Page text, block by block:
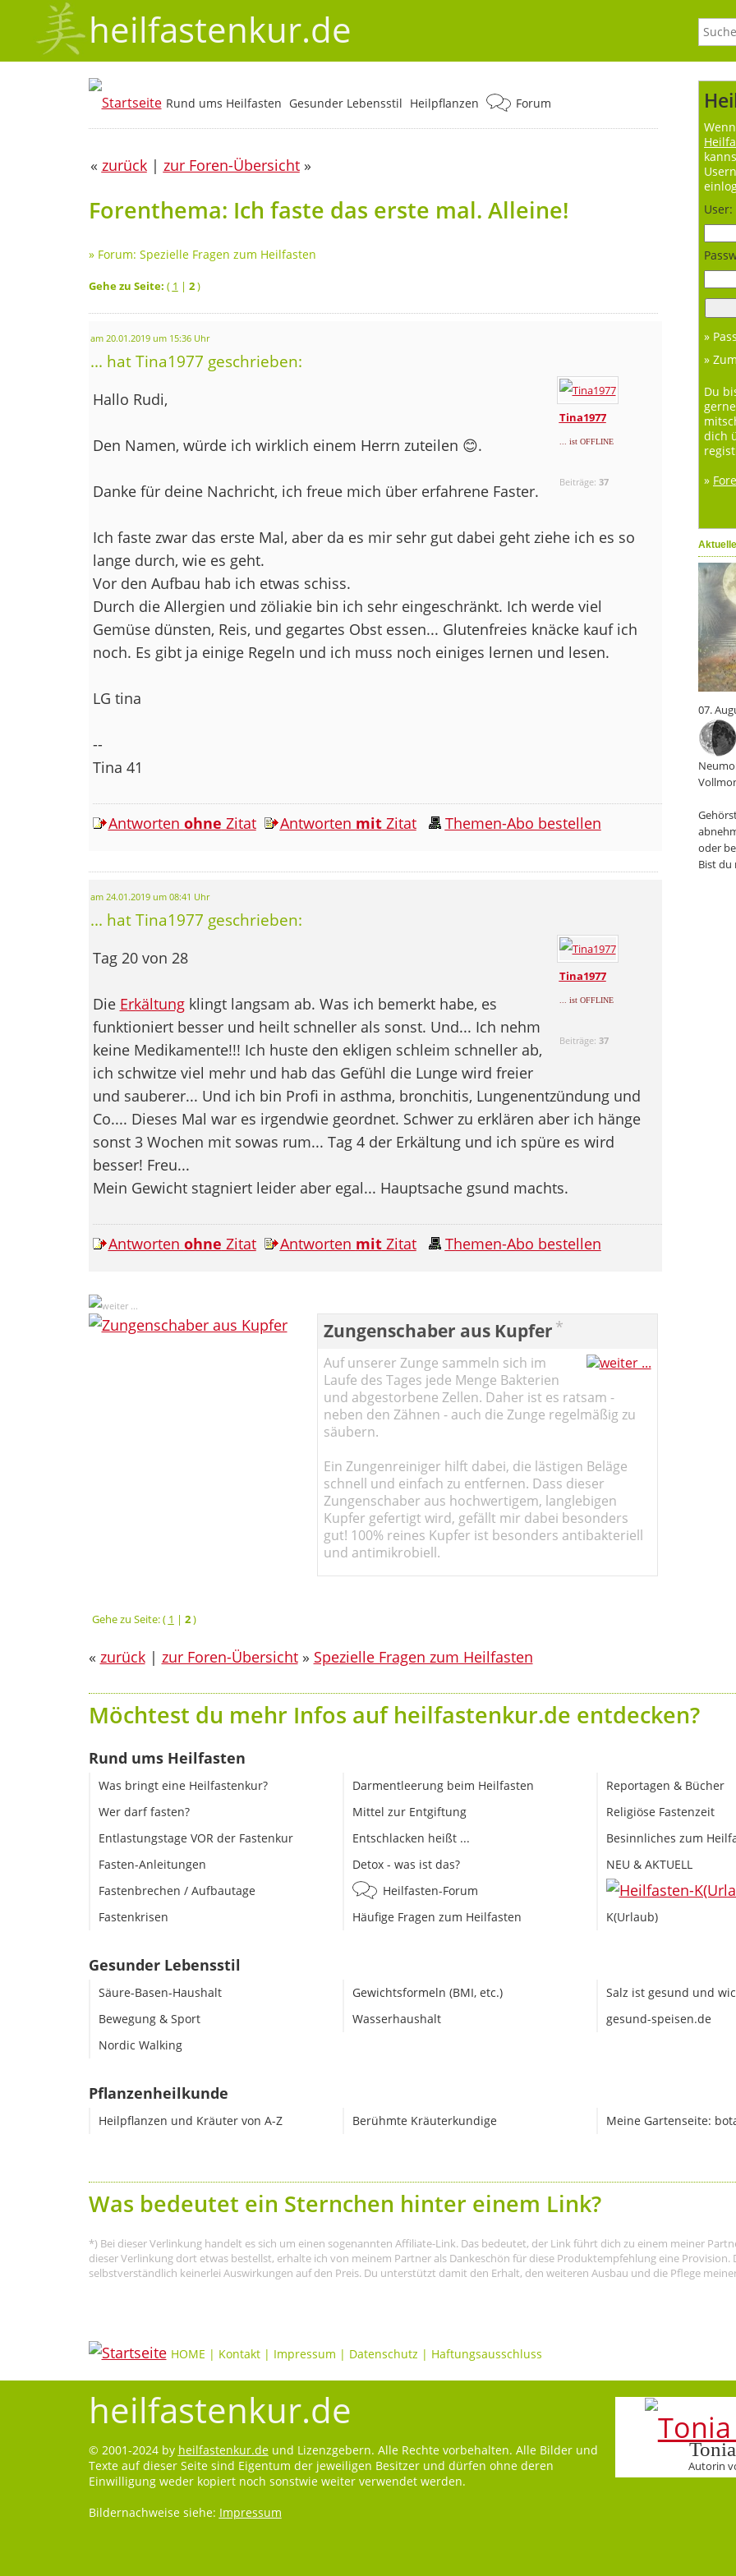
heilfastenkur.de
User:
»
»
Du
dich
»
07.
oder
Bist du
Rund ums Heilfasten Gesunder Lebensstil Heilpflanzen Forum
« zurück| zur Foren-Übersicht»
Forenthema: Ich faste das erste mal. Alleine!
» Forum: Spezielle Fragen zum Heilfasten
Gehe zu Seite: ( 1 | 2)
am 20.01.2019 um 15:36 Uhr
... hat Tina1977 geschrieben:
Tina1977
... ist OFFLINE
Beiträge: 37
Hallo Rudi,
Den Namen, würde ich wirklich einem Herrn zuteilen 😊.
Danke für deine Nachricht, ich freue mich über erfahrene Faster.
Ich faste zwar das erste Mal, aber da es mir sehr gut dabei geht ziehe ich es so
lange durch, wie es geht.
Vor den Aufbau hab ich etwas schiss.
Durch die Allergien und zöliakie bin ich sehr eingeschränkt. Ich werde viel
Gemüse dünsten, Reis, und gegartes Obst essen... Glutenfreies knäcke kauf ich
noch. Es gibt ja einige Regeln und ich muss noch einiges lernen und lesen.
LG tina
--
Tina 41
Antworten ohne Zitat Antworten mitZitat Themen-Abo bestellen
am 24.01.2019 um 08:41 Uhr
... hat Tina1977 geschrieben:
Tina1977
... ist OFFLINE
Beiträge: 37
Tag 20 von 28
Die Erkältungklingt langsam ab. Was ich bemerkt habe, es
funktioniert besser und heilt schneller als sonst. Und... Ich nehm
keine Medikamente!!! Ich huste den ekligen schleim schneller ab,
ich schwitze viel mehr und hab das Gefühl die Lunge wird freier
und sauberer... Und ich bin Profi in asthma, bronchitis, Lungenentzündung und
Co.... Dieses Mal war es irgendwie geordnet. Schwer zu erklären aber ich hänge
sonst 3 Wochen mit sowas rum... Tag 4 der Erkältung und ich spüre es wird
besser! Freu...
Mein Gewicht stagniert leider aber egal... Hauptsache gsund machts.
Antworten ohne Zitat Antworten mitZitat Themen-Abo bestellen
Zungenschaber aus Kupfer *
Auf unserer Zunge sammeln sich im
Laufe des Tages jede Menge Bakterien
und abgestorbene Zellen. Daher ist es ratsam -
neben den Zähnen - auch die Zunge regelmäßig zu
säubern.
Ein Zungenreiniger hilft dabei, die lästigen Beläge
schnell und einfach zu entfernen. Dass dieser
Zungenschaber aus hochwertigem, langlebigen
Kupfer gefertigt wird, gefällt mir dabei besonders
gut! 100% reines Kupfer ist besonders antibakteriell
und antimikrobiell.
Gehe zu Seite: ( 1 | 2)
« zurück| zur Foren-Übersicht» Spezielle Fragen zum Heilfasten
Möchtest du mehr Infos auf heilfastenkur.de entdecken?
Rund ums Heilfasten
Was bringt eine Heilfastenkur?
Wer darf fasten?
Entlastungstage VOR der Fastenkur
Fasten-Anleitungen
Fastenbrechen / Aufbautage
Fastenkrisen
Darmentleerung beim Heilfasten
Mittel zur Entgiftung
Entschlacken heißt ...
Detox - was ist das?
Heilfasten-Forum
Häufige Fragen zum Heilfasten
Reportagen & Bücher
Religiöse Fastenzeit
Besinnliches zum
NEU & AKTUELL
K(Urlaub)
Gesunder Lebensstil
Säure-Basen-Haushalt
Bewegung & Sport
Nordic Walking
Gewichtsformeln (BMI, etc.)
Wasserhaushalt
Salz ist gesund und
gesund-speisen.de
Pflanzenheilkunde
Heilpflanzen und Kräuter von A-Z Berühmte Kräuterkundige Meine Gartenseite:
Was bedeutet ein Sternchen hinter einem Link?
*) Bei dieser Verlinkung handelt es sich um einen sogenannten Affiliate-Link. Das bedeutet, der Link führt dich zu einem meiner
dieser Verlinkung dort etwas bestellst, erhalte ich von meinem Partner als Dankeschön für diese Produktempfehlung eine Provision.
selbstverständlich keinerlei Auswirkungen auf den Preis. Du unterstützt damit den Erhalt, den weiteren Ausbau und die Pflege
HOME | Kontakt| Impressum | Datenschutz | Haftungsausschluss
Autorin
heilfastenkur.de
© 2001-2024 by heilfastenkur.deund Lizenzgebern. Alle Rechte vorbehalten. Alle Bilder und
Texte auf dieser Seite sind Eigentum der jeweiligen Besitzer und dürfen ohne deren
Einwilligung weder kopiert noch sonstwie weiter verwendet werden.
Bildernachweise siehe: Impressum